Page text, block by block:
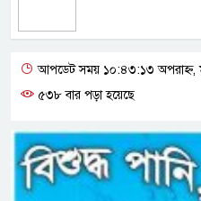
আপডেট সময় ১০:৪৩:১৩ অপরাহ্ন,
৫৩৮ বার পড়া হয়েছে